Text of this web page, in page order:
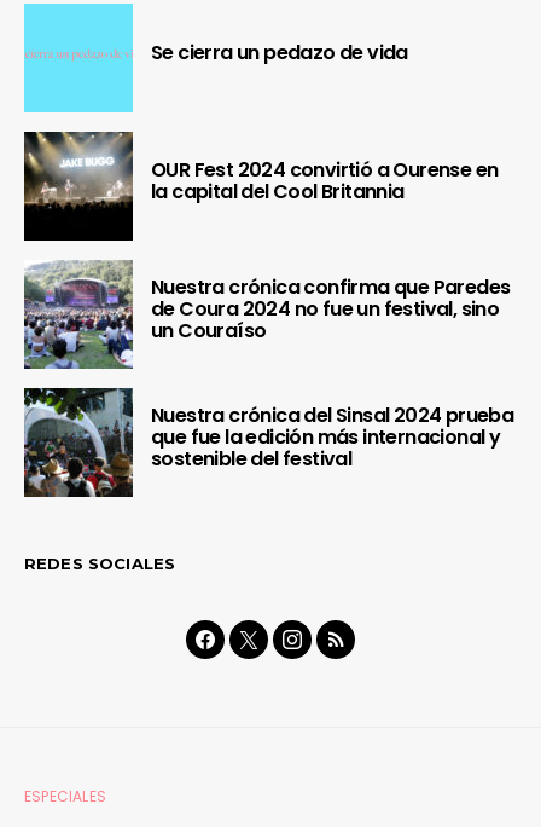
Se cierra un pedazo de vida
OUR Fest 2024 convirtió a Ourense en
la capital del Cool Britannia
Nuestra crónica confirma que Paredes
de Coura 2024 no fue un festival, sino
un Couraíso
Nuestra crónica del Sinsal 2024 prueba
que fue la edición más internacional y
sostenible del festival
REDES SOCIALES
ESPECIALES